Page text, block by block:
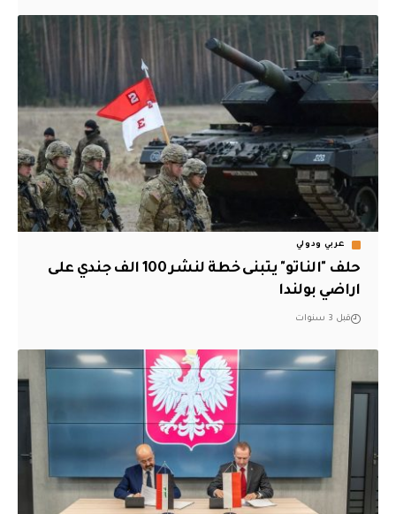
عربي ودولي
حلف "الناتو" يتبنى خطة لنشر 100 الف جندي على
اراضي بولندا
قبل 3 سنوات